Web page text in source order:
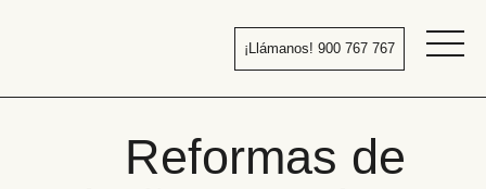
por
¡Llámanos! 900 767 767
Reformas de